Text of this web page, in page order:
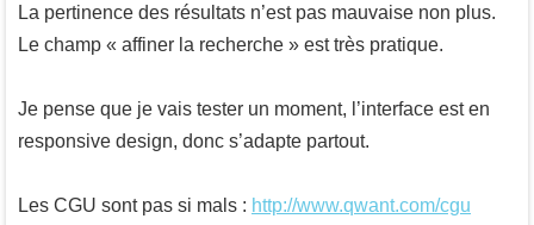
La pertinence des résultats n’est pas mauvaise non plus.
Le champ « affiner la recherche » est très pratique.
Je pense que je vais tester un moment, l’interface est en
responsive design, donc s’adapte partout.
Les CGU sont pas si mals : http://www.qwant.com/cgu